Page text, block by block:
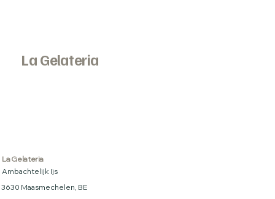
La Gelateria
La Gelateria
Ambachtelijk Ijs
3630 Maasmechelen, BE